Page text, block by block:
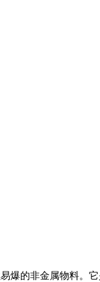
爆的非金属物料。